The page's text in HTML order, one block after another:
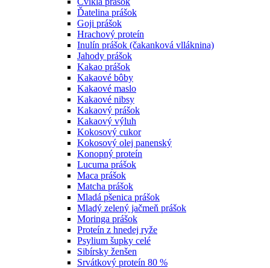
Ďatelina prášok
Goji prášok
Hrachový proteín
Inulín prášok (čakanková vlláknina)
Jahody prášok
Kakao prášok
Kakaové bôby
Kakaové maslo
Kakaové nibsy
Kakaový prášok
Kakaový výluh
Kokosový cukor
Kokosový olej panenský
Konopný proteín
Lucuma prášok
Maca prášok
Matcha prášok
Mladá pšenica prášok
Mladý zelený jačmeň prášok
Moringa prášok
Proteín z hnedej ryže
Psylium šupky celé
Sibírsky ženšen
Srvátkový proteín 80 %